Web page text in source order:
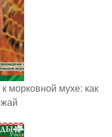
морковной мухе: как